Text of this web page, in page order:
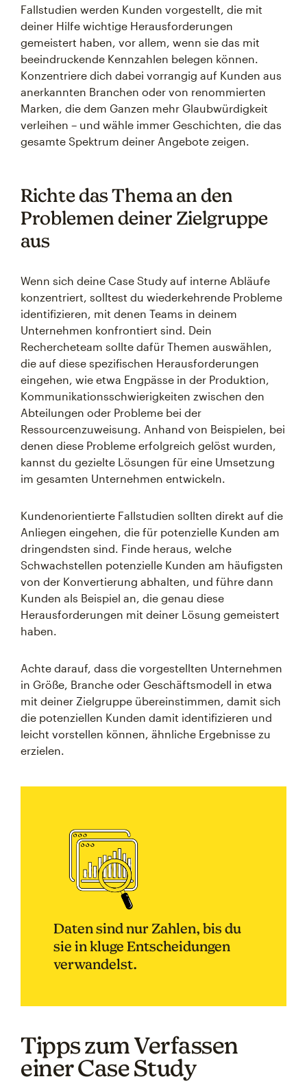
Fallstudien werden Kunden vorgestellt, die mit
deiner Hilfe wichtige Herausforderungen
gemeistert haben, vor allem, wenn sie das mit
beeindruckende Kennzahlen belegen können.
Konzentriere dich dabei vorrangig auf Kunden aus
anerkannten Branchen oder von renommierten
Marken, die dem Ganzen mehr Glaubwürdigkeit
verleihen – und wähle immer Geschichten, die das
gesamte Spektrum deiner Angebote zeigen.
Richte das Thema an den
Problemen deiner Zielgruppe
aus
Wenn sich deine Case Study auf interne Abläufe
konzentriert, solltest du wiederkehrende Probleme
identifizieren, mit denen Teams in deinem
Unternehmen konfrontiert sind. Dein
Rechercheteam sollte dafür Themen auswählen,
die auf diese spezifischen Herausforderungen
eingehen, wie etwa Engpässe in der Produktion,
Kommunikationsschwierigkeiten zwischen den
Abteilungen oder Probleme bei der
Ressourcenzuweisung. Anhand von Beispielen, bei
denen diese Probleme erfolgreich gelöst wurden,
kannst du gezielte Lösungen für eine Umsetzung
im gesamten Unternehmen entwickeln.
Kundenorientierte Fallstudien sollten direkt auf die
Anliegen eingehen, die für potenzielle Kunden am
dringendsten sind. Finde heraus, welche
Schwachstellen potenzielle Kunden am häufigsten
von der Konvertierung abhalten, und führe dann
Kunden als Beispiel an, die genau diese
Herausforderungen mit deiner Lösung gemeistert
haben.
Achte darauf, dass die vorgestellten Unternehmen
in Größe, Branche oder Geschäftsmodell in etwa
mit deiner Zielgruppe übereinstimmen, damit sich
die potenziellen Kunden damit identifizieren und
leicht vorstellen können, ähnliche Ergebnisse zu
erzielen.
Daten sind nur Zahlen, bis du
sie in kluge Entscheidungen
verwandelst.
Tipps zum Verfassen
einer Case Study